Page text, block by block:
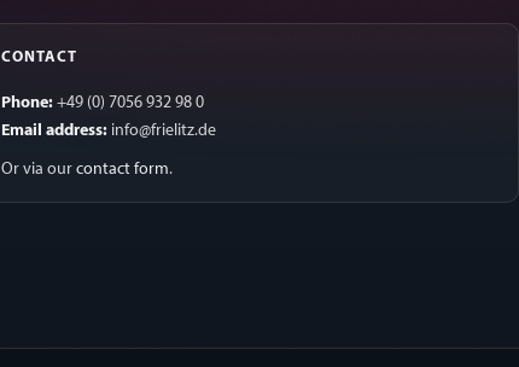
CONTACT
Phone: +49 (0) 7056 932 98 0
Email address: info@frielitz.de
Or via our contact form.